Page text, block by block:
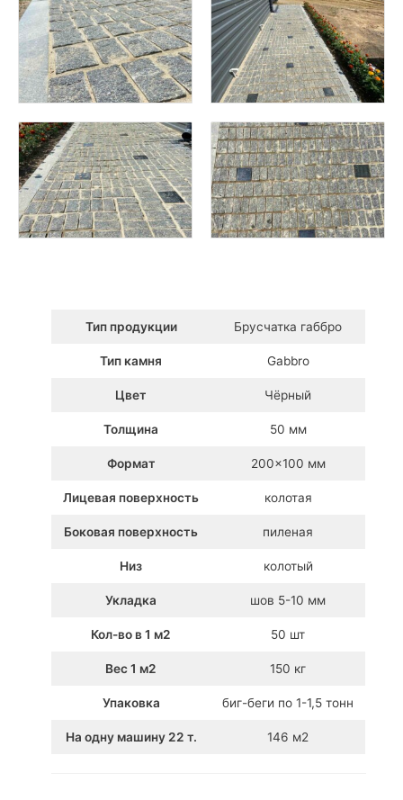
Тип продукции Брусчатка габбро
Тип камня Gabbro
Цвет Чёрный
Толщина 50 мм
Формат 200×100 мм
Лицевая поверхность колотая
Боковая поверхность пиленая
Низ колотый
Укладка шов 5-10 мм
Кол-во в 1 м2 50 шт
Вес 1 м2 150 кг
Упаковка биг-беги по 1-1,5 тонн
На одну машину 22 т. 146 м2